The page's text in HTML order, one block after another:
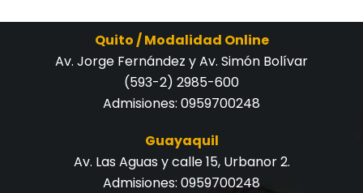
Quito / Modalidad Online
Av. Jorge Fernández y Av. Simón Bolívar
(593-2) 2985-600
Admisiones: 0959700248
Guayaquil
Av. Las Aguas y calle 15, Urbanor 2.
Admisiones: 0959700248